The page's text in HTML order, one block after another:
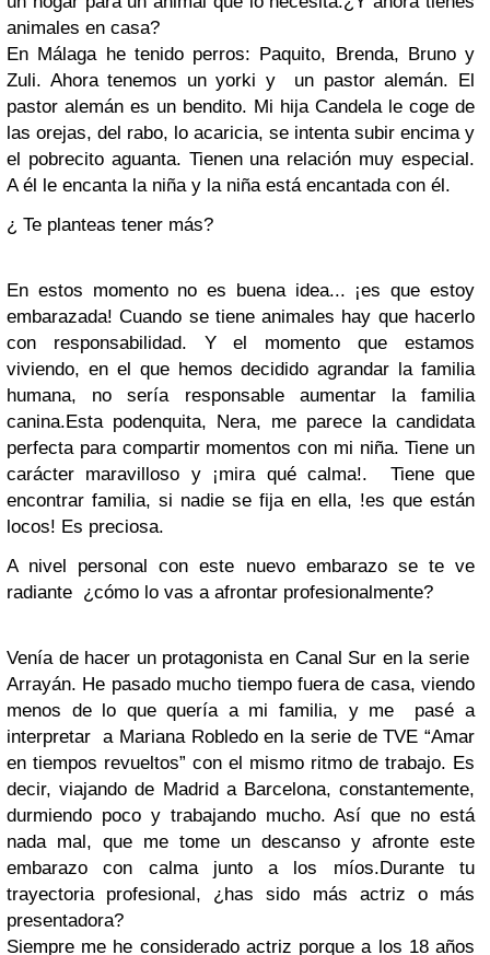
animales en casa?
En Málaga he tenido perros: Paquito, Brenda, Bruno y
Zuli. Ahora tenemos un yorki y un pastor alemán. El
pastor alemán es un bendito. Mi hija Candela le coge de
las orejas, del rabo, lo acaricia, se intenta subir encima y
el pobrecito aguanta. Tienen una relación muy especial.
A él le encanta la niña y la niña está encantada con él.
¿ Te planteas tener más?
En estos momento no es buena idea... ¡es que estoy
embarazada! Cuando se tiene animales hay que hacerlo
con responsabilidad. Y el momento que estamos
viviendo, en el que hemos decidido agrandar la familia
humana, no sería responsable aumentar la familia
canina.Esta podenquita, Nera, me parece la candidata
perfecta para compartir momentos con mi niña. Tiene un
carácter maravilloso y ¡mira qué calma!. Tiene que
encontrar familia, si nadie se fija en ella, !es que están
locos! Es preciosa.
A nivel personal con este nuevo embarazo se te ve
radiante ¿cómo lo vas a afrontar profesionalmente?
Venía de hacer un protagonista en Canal Sur en la serie
Arrayán. He pasado mucho tiempo fuera de casa, viendo
menos de lo que quería a mi familia, y me pasé a
interpretar a Mariana Robledo en la serie de TVE “Amar
en tiempos revueltos” con el mismo ritmo de trabajo. Es
decir, viajando de Madrid a Barcelona, constantemente,
durmiendo poco y trabajando mucho. Así que no está
nada mal, que me tome un descanso y afronte este
embarazo con calma junto a los míos.Durante tu
trayectoria profesional, ¿has sido más actriz o más
presentadora?
Siempre me he considerado actriz porque a los 18 años